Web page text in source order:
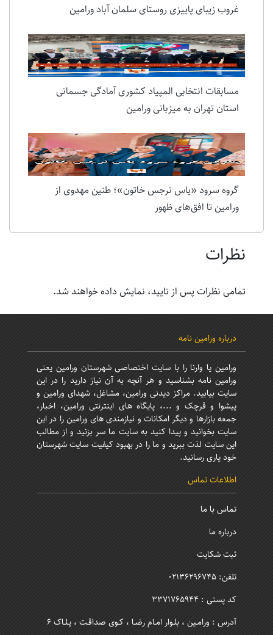
غروب زیبای پاییزی روستای سلمان آباد ورامین
مسابقات انتخابی المپیاد کشوری آمادگی جسمانی
استان تهران به میزبانی ورامین
گروه سرود «یاس نرجس خاتون»؛ طنین مهدوی از
ورامین تا افق‌های ظهور
نظرات
تمامی نظرات پس از تایید، نمایش داده خواهند شد.
درباره ورامین نامه
ورامین یا وارنا را با سایت اختصاصی شهرستان ورامین یعنی
ورامین نامه بشناسید و هر آنچه به آن نیاز دارید را در این
سایت بیابید. مراکز دیدنی ورامین، مشاغل، شهدای ورامین و
پیشوا و قرچک و ...، پایگاه های اینترنتی ورامین، اخبار،
جمعه بازارها و دیگر امکانات و نیازمندی های ورامین را در این
سایت بخوانید و پیدا کنید به سایت ما سر بزنید و از مطالب
این سایت لذت ببرید و ما را در بهبود کیفیت سایت شهرستان
خود یاری رسانید.
اطلاعات تماس
تماس با ما
درباره ما
ثبت شکایت
تلفن: 02136296745
کد پستی : 3371765944
آدرس : ورامـین ، بلـوار امـام رضـا ، کـوی صداقـت ، پـلـاک 6